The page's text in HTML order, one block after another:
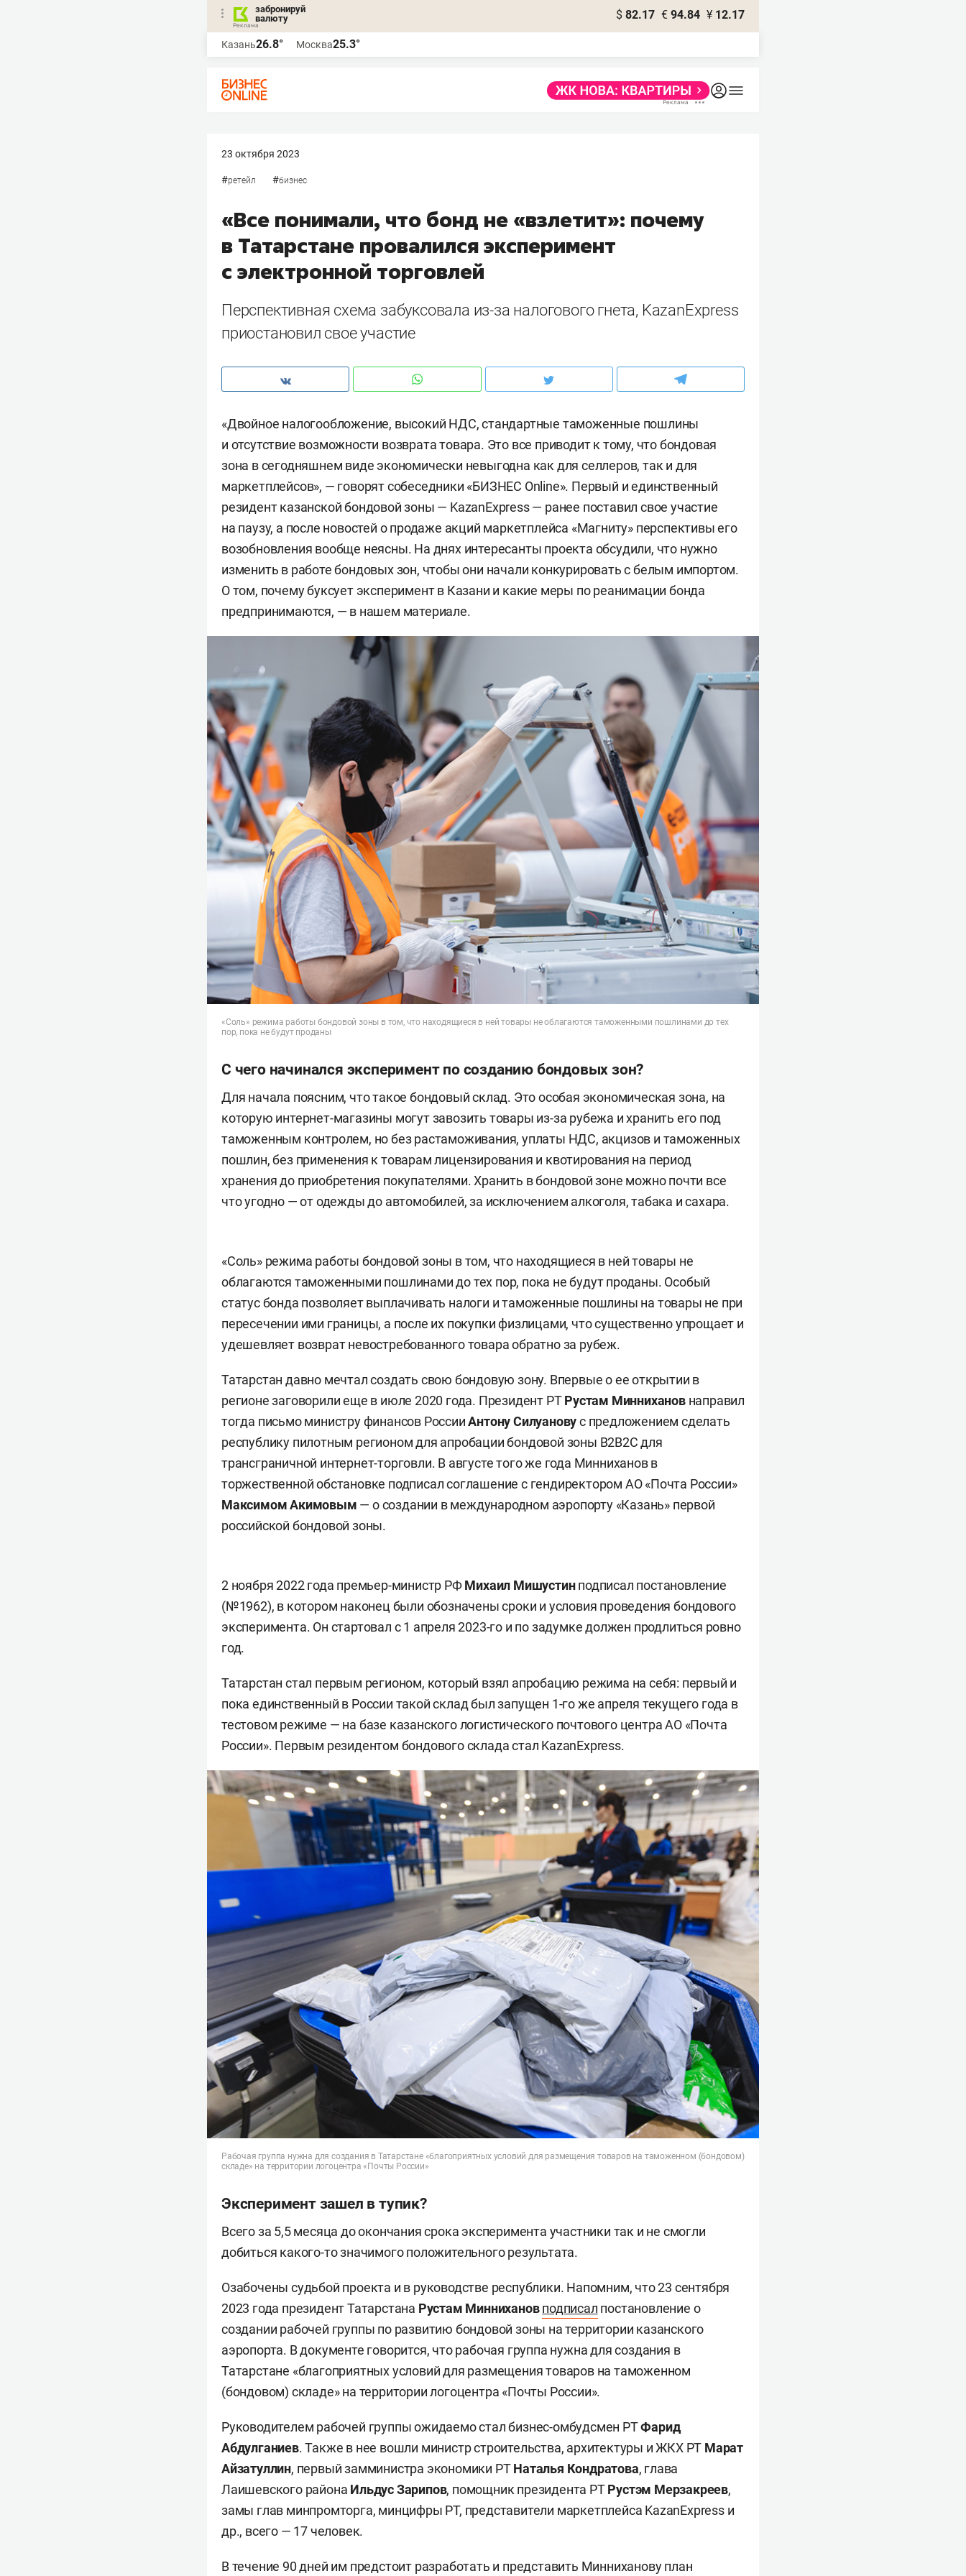
забронируй
валюту
$ 82.17 € 94.84 ¥ 12.17
Казань26.8° Москва25.3°
23 октября 2023
#ретейл #бизнес
«Все понимали, что бонд не «взлетит»: почему
в Татарстане провалился эксперимент
с электронной торговлей
Перспективная схема забуксовала из-за налогового гнета, KazanExpress
приостановил свое участие
«Двойное налогообложение, высокий НДС, стандартные таможенные пошлины
и отсутствие возможности возврата товара. Это все приводит к тому, что бондовая
зона в сегодняшнем виде экономически невыгодна как для селлеров, так и для
маркетплейсов», — говорят собеседники «БИЗНЕС Online». Первый и единственный
резидент казанской бондовой зоны — KazanExpress — ранее поставил свое участие
на паузу, а после новостей о продаже акций маркетплейса «Магниту» перспективы его
возобновления вообще неясны. На днях интересанты проекта обсудили, что нужно
изменить в работе бондовых зон, чтобы они начали конкурировать с белым импортом.
О том, почему буксует эксперимент в Казани и какие меры по реанимации бонда
предпринимаются, — в нашем материале.
«Соль» режима работы бондовой зоны в том, что находящиеся в ней товары не облагаются таможенными пошлинами до тех
пор, пока не будут проданы
С чего начинался эксперимент по созданию бондовых зон?
Для начала поясним, что такое бондовый склад. Это особая экономическая зона, на
которую интернет-магазины могут завозить товары из-за рубежа и хранить его под
таможенным контролем, но без растаможивания, уплаты НДС, акцизов и таможенных
пошлин, без применения к товарам лицензирования и квотирования на период
хранения до приобретения покупателями. Хранить в бондовой зоне можно почти все
что угодно — от одежды до автомобилей, за исключением алкоголя, табака и сахара.
«Соль» режима работы бондовой зоны в том, что находящиеся в ней товары не
облагаются таможенными пошлинами до тех пор, пока не будут проданы. Особый
статус бонда позволяет выплачивать налоги и таможенные пошлины на товары не при
пересечении ими границы, а после их покупки физлицами, что существенно упрощает и
удешевляет возврат невостребованного товара обратно за рубеж.
Татарстан давно мечтал создать свою бондовую зону. Впервые о ее открытии в
регионе заговорили еще в июле 2020 года. Президент РТРустам Миннихановнаправил
тогда письмо министру финансов РоссииАнтону Силуановус предложением сделать
республику пилотным регионом для апробации бондовой зоны В2В2С для
трансграничной интернет-торговли. В августе того же года Минниханов в
торжественной обстановке подписал соглашение с гендиректором АО «Почта России»
Максимом Акимовым — о создании в международном аэропорту «Казань» первой
российской бондовой зоны.
2 ноября 2022 года премьер-министр РФМихаил Мишустинподписал постановление
(№1962), в котором наконец были обозначены сроки и условия проведения бондового
эксперимента. Он стартовал с 1 апреля 2023-го и по задумке должен продлиться ровно
год.
Татарстан стал первым регионом, который взял апробацию режима на себя: первый и
пока единственный в России такой склад был запущен 1-го же апреля текущего года в
тестовом режиме — на базе казанского логистического почтового центра АО «Почта
России». Первым резидентом бондового склада стал KazanExpress.
Рабочая группа нужна для создания в Татарстане «благоприятных условий для размещения товаров на таможенном (бондовом)
складе» на территории логоцентра «Почты России»
Эксперимент зашел в тупик?
Всего за 5,5 месяца до окончания срока эксперимента участники так и не смогли
добиться какого-то значимого положительного результата.
Озабочены судьбой проекта и в руководстве республики. Напомним, что 23 сентября
2023 года президент Татарстана Рустам Минниханов подписал постановление о
создании рабочей группы по развитию бондовой зоны на территории казанского
аэропорта. В документе говорится, что рабочая группа нужна для создания в
Татарстане «благоприятных условий для размещения товаров на таможенном
(бондовом) складе» на территории логоцентра «Почты России».
Руководителем рабочей группы ожидаемо стал бизнес-омбудсмен РТФарид
Абдулганиев. Также в нее вошли министр строительства, архитектуры и ЖКХ РТ Марат
Айзатуллин, первый замминистра экономики РТНаталья Кондратова, глава
Лаишевского района Ильдус Зарипов, помощник президента РТРустэм Мерзакреев,
замы глав минпромторга, минцифры РТ, представители маркетплейса KazanExpress и
др., всего — 17 человек.
В течение 90 дней им предстоит разработать и представить Минниханову план